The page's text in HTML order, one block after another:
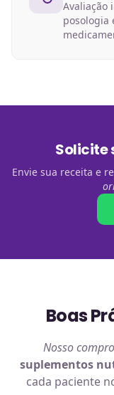
Avaliação
posologia
Solicite
Envie sua receita e
Boas
Nosso
suplementos
cada paciente